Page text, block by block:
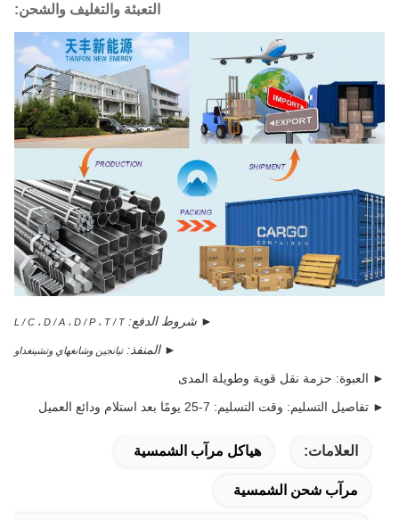
التعبئة والتغليف والشحن:
► شروط الدفع:L / C ، D / A ، D / P ، T / T
► المنفذ:تيانجين وشانغهاي وتشينغداو
► العبوة: حزمة نقل قوية وطويلة المدى
► تفاصيل التسليم: وقت التسليم: 7-25 يومًا بعد استلام ودائع العميل
العلامات: هياكل مرآب الشمسية
مرآب شحن الشمسية